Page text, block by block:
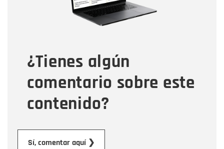
¿Tienes algún
comentario sobre este
contenido?
Sí, comentar aquí ❯
Tipo de comentario
Mensaje